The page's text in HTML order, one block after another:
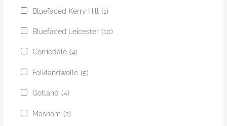
Bluefaced Kerry Hill
(1)
Bluefaced Leicester (10)
Corriedale (4)
Falklandwolle (5)
Gotland (4)
Masham (2)